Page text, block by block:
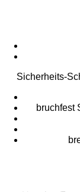
Sicherheits-
bruchfest